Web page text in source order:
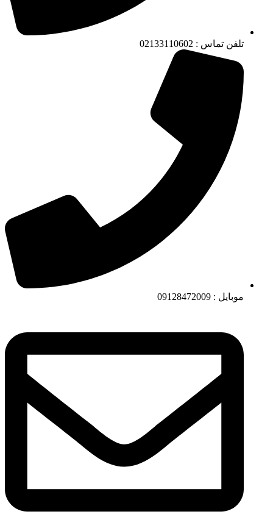
تلفن تماس : 02133110602
موبایل : 09128472009